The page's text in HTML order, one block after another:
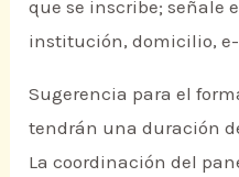
que se inscribe; señale
institución, domicilio,
Sugerencia para el
tendrán una duración
La coordinación del